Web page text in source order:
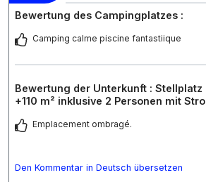
Bewertung des Campingplatzes :
Camping calme piscine fantastiique
Bewertung der Unterkunft : Stellplatz
+110 m² inklusive 2 Personen mit
Emplacement ombragé.
Den Kommentar in Deutsch übersetzen